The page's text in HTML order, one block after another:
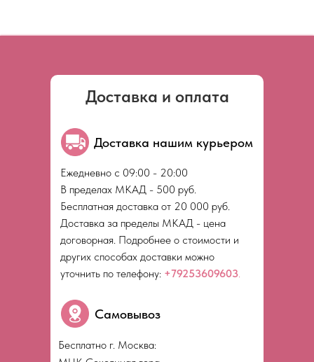
Доставка и оплата
Бесплатно г. Москва:
Самовывоз
Ежедневно с 09:00 - 20:00
В пределах МКАД - 500 руб.
Бесплатная доставка от 20 000 руб.
Доставка за пределы МКАД - цена
договорная. Подробнее о стоимости и
других способах доставки можно
уточнить по телефону: +79253609603
Доставка нашим курьером